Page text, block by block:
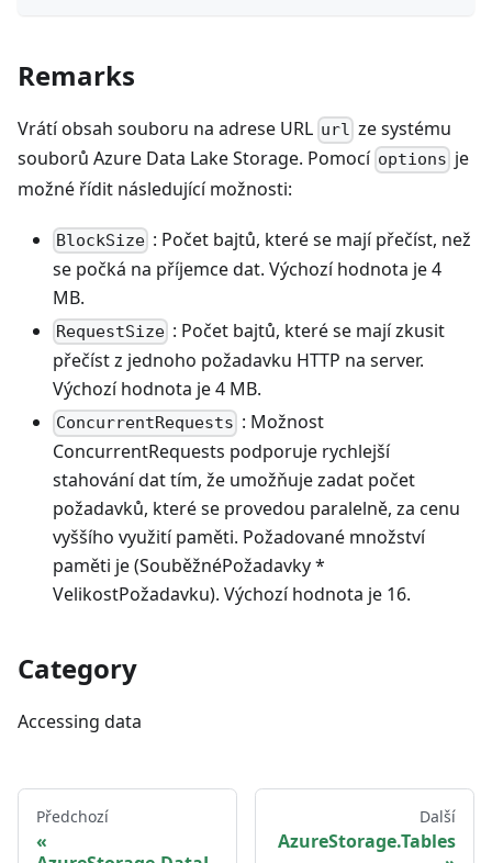
Remarks
Vrátí obsah souboru na adrese URL url ze systému
souborů Azure Data Lake Storage. Pomocí options je
možné řídit následující možnosti:
BlockSize : Počet bajtů, které se mají přečíst, než
se počká na příjemce dat. Výchozí hodnota je 4
MB.
RequestSize : Počet bajtů, které se mají zkusit
přečíst z jednoho požadavku HTTP na server.
Výchozí hodnota je 4 MB.
ConcurrentRequests : Možnost
ConcurrentRequests podporuje rychlejší
stahování dat tím, že umožňuje zadat počet
požadavků, které se provedou paralelně, za cenu
vyššího využití paměti. Požadované množství
paměti je (SouběžnéPožadavky *
VelikostPožadavku). Výchozí hodnota je 16.
Category
Accessing data
Předchozí Další
AzureStorage.Tables